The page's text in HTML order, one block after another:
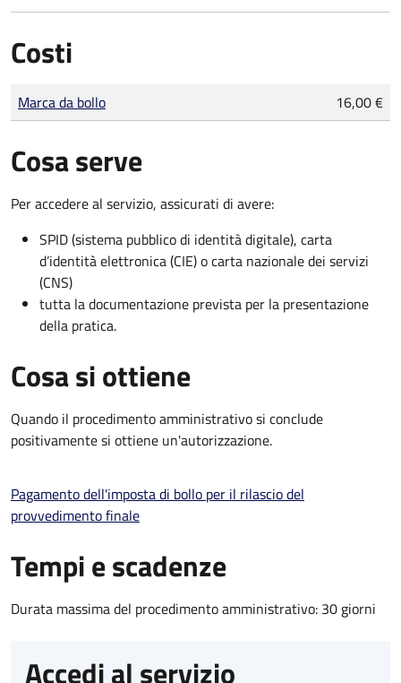
Costi
Tipo di pagamento
Importo
Marca da bollo 16,00 €
Cosa serve
Per accedere al servizio, assicurati di avere:
SPID (sistema pubblico di identità digitale), carta
d’identità elettronica (CIE) o carta nazionale dei servizi
(CNS)
tutta la documentazione prevista per la presentazione
della pratica.
Cosa si ottiene
Quando il procedimento amministrativo si conclude
positivamente si ottiene un'autorizzazione.
Pagamento dell'imposta di bollo per il rilascio del
provvedimento finale
Tempi e scadenze
Durata massima del procedimento amministrativo: 30 giorni
Accedi al servizio